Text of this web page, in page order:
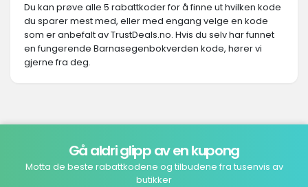
Du kan prøve alle 5 rabattkoder for å finne ut hvilken kode
du sparer mest med, eller med engang velge en kode
som er anbefalt av TrustDeals.no. Hvis du selv har funnet
en fungerende Barnasegenbokverden kode, hører vi
gjerne fra deg.
Gå aldri glipp av en kupong
Motta de beste rabattkodene og tilbudene fra tusenvis av
butikker